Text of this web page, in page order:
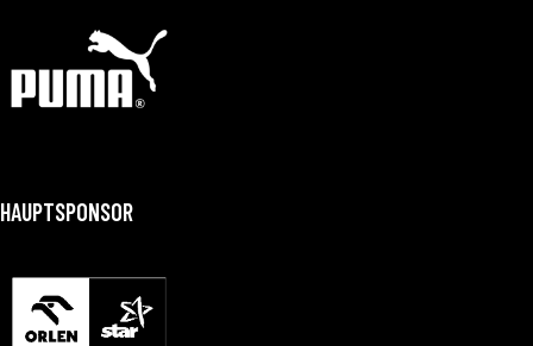
HAUPTSPONSOR